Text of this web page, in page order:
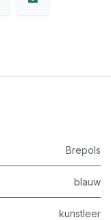
Brepols
blauw
kunstleer